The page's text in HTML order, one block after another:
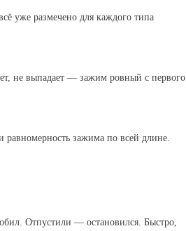
уже размечено для каждого типа
не выпадает — зажим ровный с первого
равномерность зажима по всей длине.
Отпустили — остановился. Быстро,